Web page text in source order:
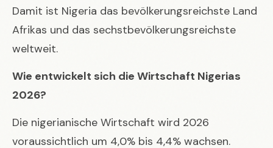
Damit ist Nigeria das bevölkerungsreichste Land
Afrikas und das sechstbevölkerungsreichste
weltweit.
Wie entwickelt sich die Wirtschaft Nigerias
2026?
Die nigerianische Wirtschaft wird 2026
voraussichtlich um 4,0% bis 4,4% wachsen.